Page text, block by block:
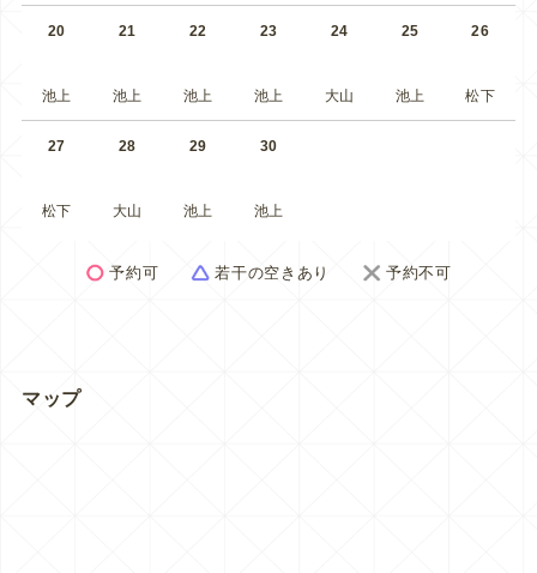
20
池上
21
池上
22
池上
23
池上
24
大山
25
池上
26
松下
27
松下
28
大山
29
池上
30
池上
予約可 若干の空きあり 予約不可
マップ